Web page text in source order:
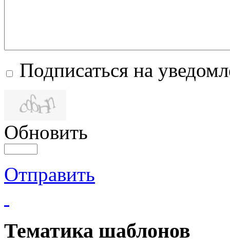
Подписаться на
Обновить
Отправить
Тематика шаблонов